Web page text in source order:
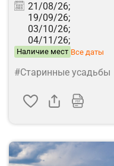
21/08/26;
19/09/26;
03/10/26;
04/11/26;
Наличие мест Все даты
#Старинные усадьбы